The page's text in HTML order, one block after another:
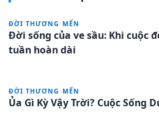
ĐỜI THƯƠNG MẾN
Đời sống của ve sầu: Khi cuộc
tuần hoàn dài
ĐỜI THƯƠNG MẾN
Ủa Gì Kỳ Vậy Trời? Cuộc Sống